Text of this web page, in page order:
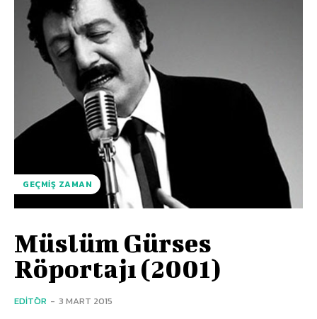
GEÇMIŞ ZAMAN
Müslüm Gürses
Röportajı (2001)
EDITÖR - 3 MART 2015